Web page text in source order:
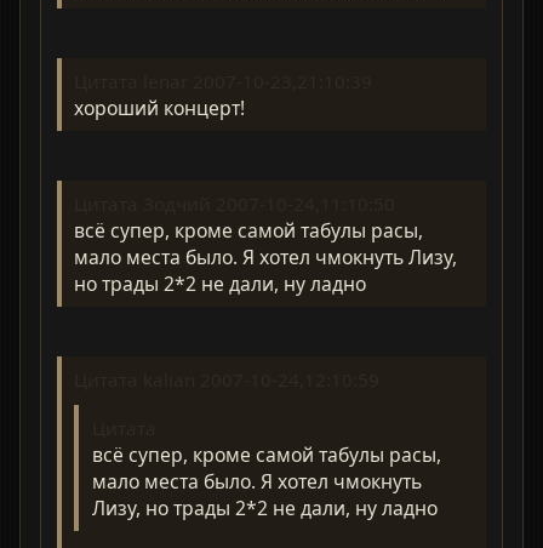
хороший концерт!
всё супер, кроме самой табулы расы,
мало места было. Я хотел чмокнуть Лизу,
но трады 2*2 не дали, ну ладно
всё супер, кроме самой табулы расы,
мало места было. Я хотел чмокнуть
Лизу, но трады 2*2 не дали, ну ладно